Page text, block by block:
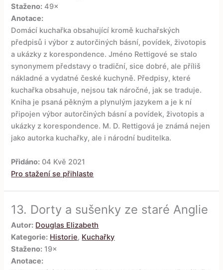
Staženo: 49×
Anotace:
Domácí kuchařka obsahující kromě kuchařských
předpisů i výbor z autorčiných básní, povídek, životopis
a ukázky z korespondence. Jméno Rettigové se stalo
synonymem představy o tradiční, sice dobré, ale příliš
nákladné a vydatné české kuchyně. Předpisy, které
kuchařka obsahuje, nejsou tak náročné, jak se traduje.
Kniha je psaná pěkným a plynulým jazykem a je k ní
připojen výbor autorčiných básní a povídek, životopis a
ukázky z korespondence. M. D. Rettigová je známá nejen
jako autorka kuchařky, ale i národní buditelka.
Přidáno: 04 Kvě 2021
Pro stažení se přihlaste
13. Dorty a sušenky ze staré Anglie
Autor: Douglas Elizabeth
Kategorie: Historie, Kuchařky
Staženo: 19×
Anotace: